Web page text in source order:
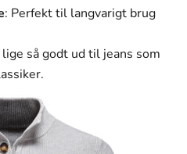
: Perfekt til langvarigt brug
lige så godt ud til jeans som